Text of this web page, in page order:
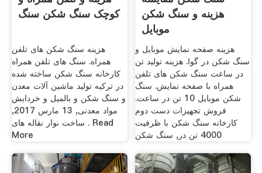
کوچک سنگ شکن سنگ
هزینه سنگ شکن های تلفن
همراه. سنگ های تلفن همراه
کارخانه سنگ شکن ساخته شده
در ترکیه تولید ماشین آلات معدن
و سنگ شکن و بالمیل و خردایش
مواد معدنی, 13 مارس 2017,
ساخت نوار نقاله های . Read
More
هزینه و سنگ شکن
موبایل
هزینه صفحه نمایش موبایل و
سنگ شکن در گوا. هزینه تولید تن
در ساعت سنگ شکن های تلفن
همراه با صفحه نمایش. سنگ
شکن موبایل 10 تن در ساعت.
فروش تجهیزات دست دوم
کارخانه سنگ شکن با ظرفیت
4000 تن در, سنگ شکن